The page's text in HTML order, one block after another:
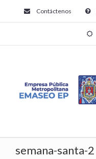
Contáctenos
semana-santa-2